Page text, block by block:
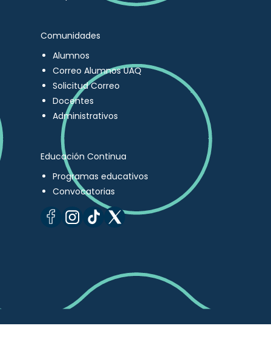
Comunidades
Alumnos
Correo Alumnos UAQ
Solicitud Correo
Docentes
Administrativos
Educación Continua
Programas educativos
Convocatorias